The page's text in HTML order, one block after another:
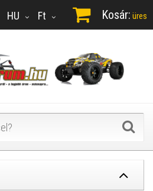
Ft
HU Kosár: üres